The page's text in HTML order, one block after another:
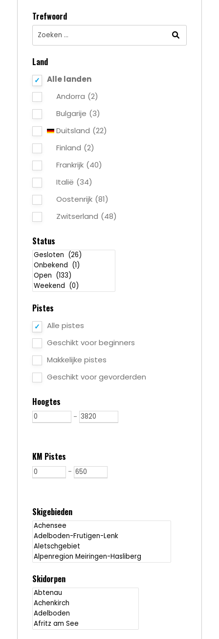
Trefwoord
Land
Alle landen
Andorra (2)
Bulgarije (3)
Duitsland (22)
Finland (2)
Frankrijk (40)
Italië (34)
Oostenrijk (81)
Zwitserland (48)
Status
Pistes
Alle pistes
Geschikt voor beginners
Makkelijke pistes
Geschikt voor gevorderden
Hoogtes
-
KM Pistes
-
Skigebieden
Skidorpen